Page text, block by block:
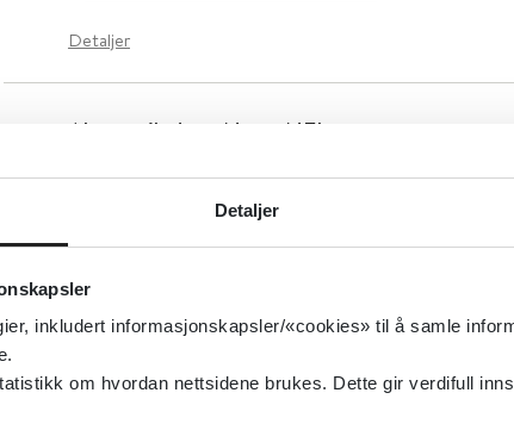
Detaljer
inkludert informasjonskapsler/«cookies» til å samle
om hvordan nettsidene brukes. Dette gir verdifull
Detaljer
Akuttveileder - NevroNEL
Detaljer
Akuttsykepleiere – Norsk Sykepleierforbund